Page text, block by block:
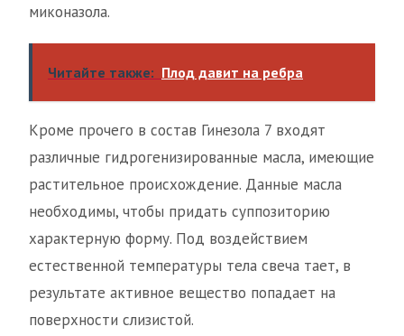
миконазола.
Читайте также: Плод давит на ребра
Кроме прочего в состав Гинезола 7 входят
различные гидрогенизированные масла, имеющие
растительное происхождение. Данные масла
необходимы, чтобы придать суппозиторию
характерную форму. Под воздействием
естественной температуры тела свеча тает, в
результате активное вещество попадает на
поверхности слизистой.